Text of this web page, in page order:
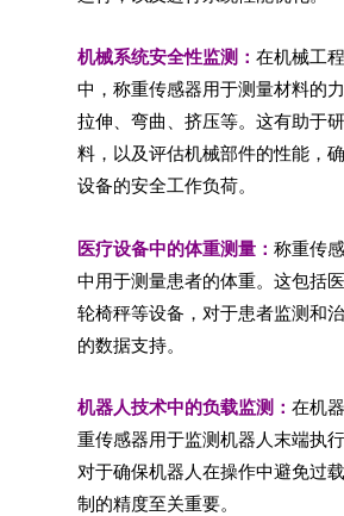
机械系统安全性监测： 在机械工
中，称重传感器用于测量材料的
拉伸、弯曲、挤压等。这有助于
料，以及评估机械部件的性能，
设备的安全工作负荷。
医疗设备中的体重测量： 称重传
中用于测量患者的体重。这包括医
轮椅秤等设备，对于患者监测和
的数据支持。
机器人技术中的负载监测： 在机
重传感器用于监测机器人末端执
对于确保机器人在操作中避免过
制的精度至关重要。